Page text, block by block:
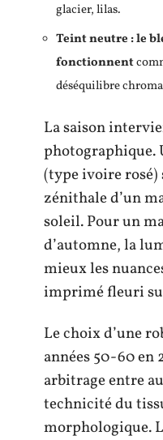
glacier, lilas.
Teint neutre : le
fonctionnent
déséquilibre
La saison
photographique.
(type ivoire rosé)
zénithale d’un
soleil. Pour un
d’automne, la
mieux les
imprimé fleuri
Le choix d’une
années 50-60 en
arbitrage entre
technicité du
morphologique.